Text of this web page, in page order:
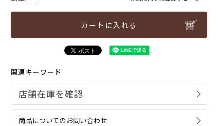
カートに入れる
関連キーワード
商品についてのお問い合わせ